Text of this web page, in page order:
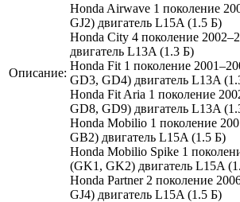
Описание:
Honda Airwave 1 поколение
GJ2) двигатель L15A (1.5 Б)
Honda City 4 поколение
двигатель L13A (1.3 Б)
Honda Fit 1 поколение
GD3, GD4) двигатель L13A
Honda Fit Aria 1 поколение
GD8, GD9) двигатель L13A
Honda Mobilio 1 поколение
GB2) двигатель L15A (1.5 Б)
Honda Mobilio Spike 1
(GK1, GK2) двигатель L15A
Honda Partner 2 поколение
GJ4) двигатель L15A (1.5 Б)